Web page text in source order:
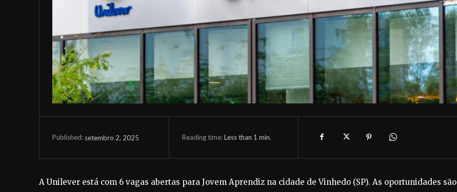
Published: setembro 2, 2025 Reading time:Less than 1 min.
A Unilever está com 6 vagas abertas para Jovem Aprendiz na cidade de Vinhedo (SP). As oportunidades são